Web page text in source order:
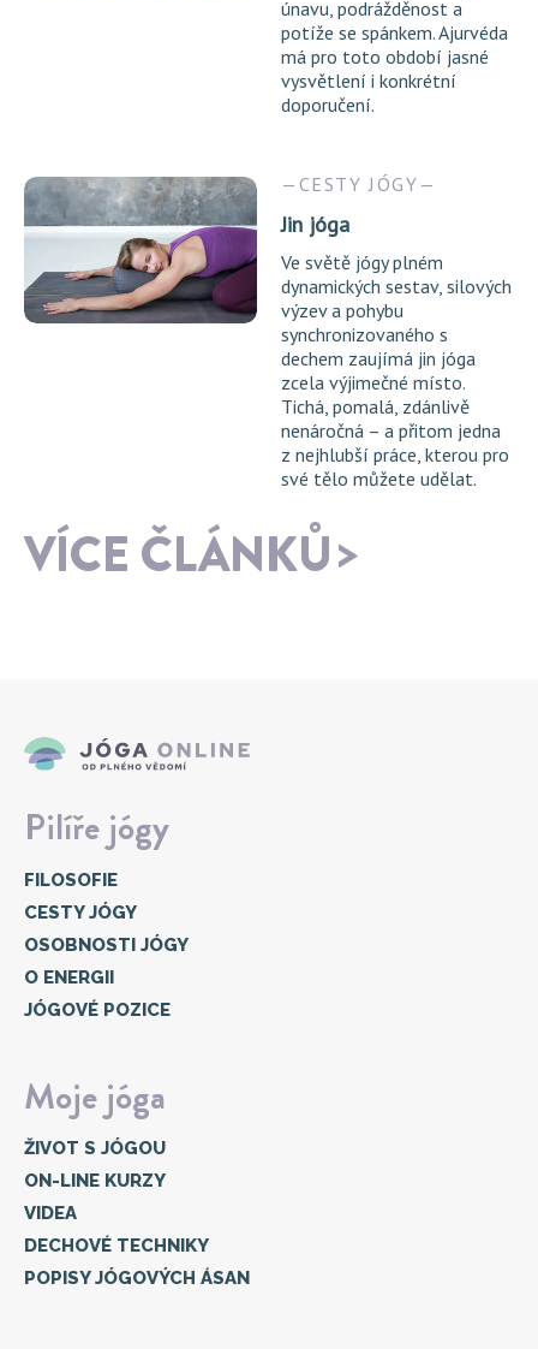
únavu, podrážděnost a
potíže se spánkem. Ajurvéda
má pro toto období jasné
vysvětlení i konkrétní
doporučení.
CESTY JÓGY
Jin jóga
Ve světě jógy plném
dynamických sestav, silových
výzev a pohybu
synchronizovaného s
dechem zaujímá jin jóga
zcela výjimečné místo.
Tichá, pomalá, zdánlivě
nenáročná – a přitom jedna
z nejhlubší práce, kterou pro
své tělo můžete udělat.
VÍCE ČLÁNKŮ
Pilíře jógy
FILOSOFIE
CESTY JÓGY
OSOBNOSTI JÓGY
O ENERGII
JÓGOVÉ POZICE
Moje jóga
ŽIVOT S JÓGOU
ON-LINE KURZY
VIDEA
DECHOVÉ TECHNIKY
POPISY JÓGOVÝCH ÁSAN